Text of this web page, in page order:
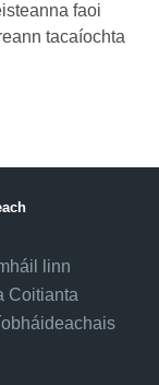
faoi
tacaíochta
linn
Coitianta